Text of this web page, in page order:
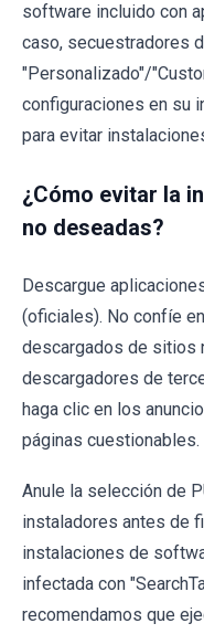
software incluido con
caso, secuestradores
"Personalizado"/
configuraciones en su
para evitar
¿Cómo evitar la
no deseadas?
Descargue
(oficiales). No confíe
descargados de sitios
descargadores de
haga clic en los
páginas cuestionables.
Anule la selección de
instaladores antes de
instalaciones de
infectada con
recomendamos que